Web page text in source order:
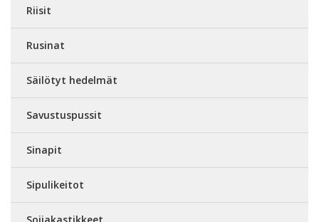
Riisit
Rusinat
Säilötyt hedelmät
Savustuspussit
Sinapit
Sipulikeitot